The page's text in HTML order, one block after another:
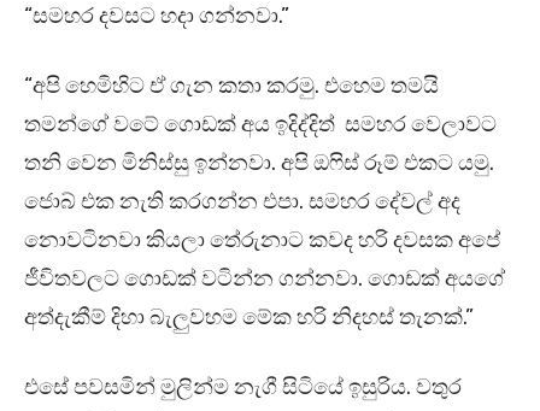
“සමහර දවසට හදා ගන්නවා.”
“අපි හෙමිහිට ඒ ගැන කතා කරමු. එහෙම තමයි
තමන්ගේ වටේ ගොඩක් අය ඉදිද්දිත් සමහර වෙලාවට
තනි වෙන මිනිස්සු ඉන්නවා. අපි ඔෆිස් රූම් එකට යමු.
ජොබ් එක නැති කරගන්න එපා. සමහර දේවල් අද
නොවටිනවා කියලා තේරුනාට කවද හරි දවසක අපේ
ජීවිතවලට ගොඩක් වටින්න ගන්නවා. ගොඩක් අයගේ
අත්දැකීම් දිහා බැලුවහම මේක හරි නිදහස් තැනක්.”
එසේ පවසමින් මුලින්ම නැගී සිටියේ ඉසුරිය. වතුර